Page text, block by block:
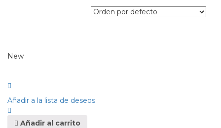
New
Añadir a la lista de deseos
Añadir al carrito